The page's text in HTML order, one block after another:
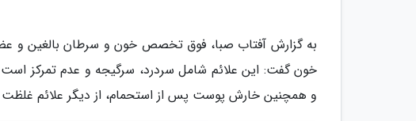
به گزارش آفتاب صبا، فوق تخصص خون و سرطان بالغین و
خون گفت: این علائم شامل سردرد، سرگیجه و عدم تمرکز
و همچنین خارش پوست پس از استحمام، از دیگر علائم